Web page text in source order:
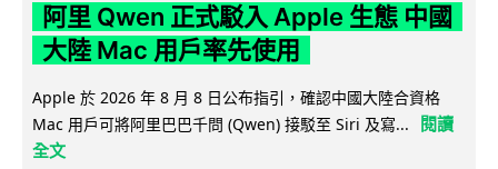
阿里 Qwen 正式駁入 Apple 生態 中國
大陸 Mac 用戶率先使用
Apple 於 2026 年 8 月 8 日公布指引，確認中國大陸合資格
Mac 用戶可將阿里巴巴千問 (Qwen) 接駁至 Siri 及寫...
閱讀
全文